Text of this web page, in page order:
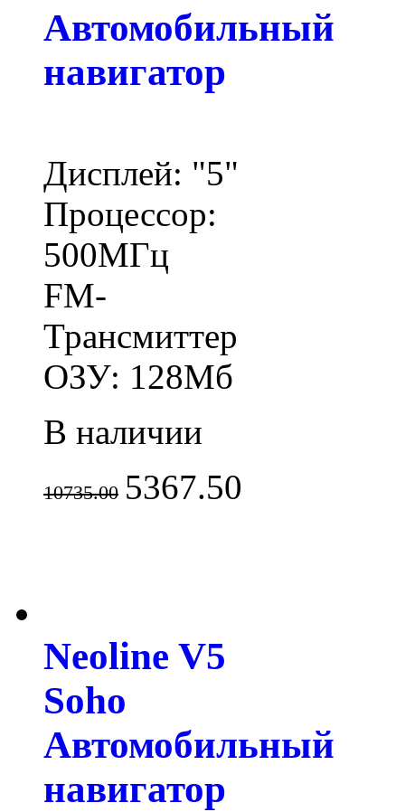
Автомобильный
навигатор
Дисплей: "5"
Процессор:
500МГц
FM-
Трансмиттер
ОЗУ: 128Мб
В наличии
10735.00 5367.50
Neoline V5
Soho
Автомобильный
навигатор